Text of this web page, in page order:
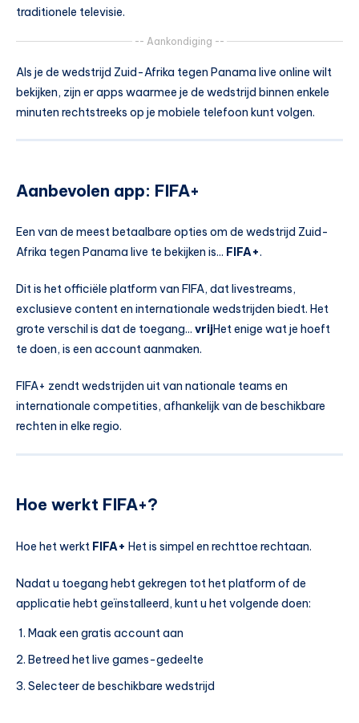
traditionele televisie.
-- Aankondiging --
Als je de wedstrijd Zuid-Afrika tegen Panama live online wilt
bekijken, zijn er apps waarmee je de wedstrijd binnen enkele
minuten rechtstreeks op je mobiele telefoon kunt volgen.
Aanbevolen app: FIFA+
Een van de meest betaalbare opties om de wedstrijd Zuid-
Afrika tegen Panama live te bekijken is... FIFA+.
Dit is het officiële platform van FIFA, dat livestreams,
exclusieve content en internationale wedstrijden biedt. Het
grote verschil is dat de toegang... vrijHet enige wat je hoeft
te doen, is een account aanmaken.
FIFA+ zendt wedstrijden uit van nationale teams en
internationale competities, afhankelijk van de beschikbare
rechten in elke regio.
Hoe werkt FIFA+?
Hoe het werkt FIFA+ Het is simpel en rechttoe rechtaan.
Nadat u toegang hebt gekregen tot het platform of de
applicatie hebt geïnstalleerd, kunt u het volgende doen:
Maak een gratis account aan
Betreed het live games-gedeelte
Selecteer de beschikbare wedstrijd